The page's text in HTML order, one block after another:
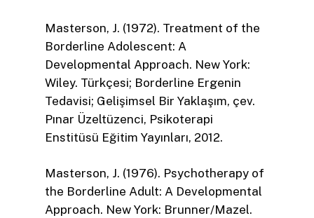
Masterson, J. (1972). Treatment of the
Borderline Adolescent: A
Developmental Approach. New York:
Wiley. Türkçesi; Borderline Ergenin
Tedavisi; Gelişimsel Bir Yaklaşım, çev.
Pınar Üzeltüzenci, Psikoterapi
Enstitüsü Eğitim Yayınları, 2012.
Masterson, J. (1976). Psychotherapy of
the Borderline Adult: A Developmental
Approach. New York: Brunner/Mazel.